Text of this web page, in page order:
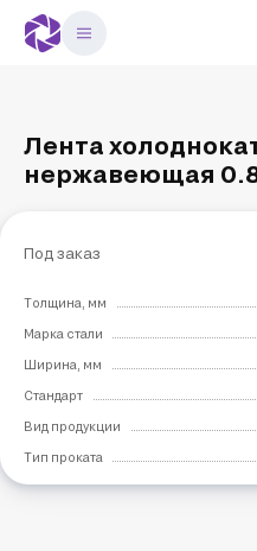
Лента
нержавеющая
Под заказ
Толщина, мм
Марка стали
Ширина, мм
Стандарт
Вид продукции
Тип проката